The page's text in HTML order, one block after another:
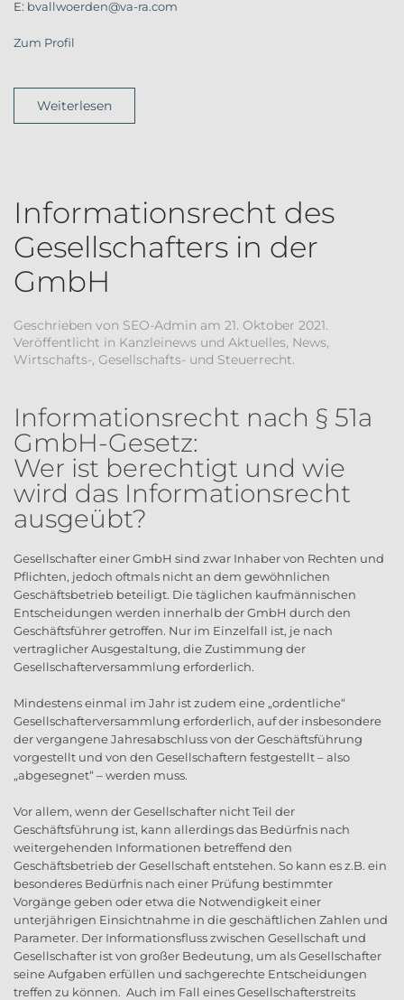
E: bvallwoerden@va-ra.com
Zum Profil
Weiterlesen
Informationsrecht des
Gesellschafters in der
GmbH
Geschrieben von SEO-Admin am 21. Oktober 2021.
Veröffentlicht in Kanzleinews und Aktuelles, News,
Wirtschafts-, Gesellschafts- und Steuerrecht.
Informationsrecht nach § 51a
GmbH-Gesetz:
Wer ist berechtigt und wie
wird das Informationsrecht
ausgeübt?
Gesellschafter einer GmbH sind zwar Inhaber von Rechten und
Pflichten, jedoch oftmals nicht an dem gewöhnlichen
Geschäftsbetrieb beteiligt. Die täglichen kaufmännischen
Entscheidungen werden innerhalb der GmbH durch den
Geschäftsführer getroffen. Nur im Einzelfall ist, je nach
vertraglicher Ausgestaltung, die Zustimmung der
Gesellschafterversammlung erforderlich.
Mindestens einmal im Jahr ist zudem eine „ordentliche“
Gesellschafterversammlung erforderlich, auf der insbesondere
der vergangene Jahresabschluss von der Geschäftsführung
vorgestellt und von den Gesellschaftern festgestellt – also
„abgesegnet“ – werden muss.
Vor allem, wenn der Gesellschafter nicht Teil der
Geschäftsführung ist, kann allerdings das Bedürfnis nach
weitergehenden Informationen betreffend den
Geschäftsbetrieb der Gesellschaft entstehen. So kann es z.B. ein
besonderes Bedürfnis nach einer Prüfung bestimmter
Vorgänge geben oder etwa die Notwendigkeit einer
unterjährigen Einsichtnahme in die geschäftlichen Zahlen und
Parameter. Der Informationsfluss zwischen Gesellschaft und
Gesellschafter ist von großer Bedeutung, um als Gesellschafter
seine Aufgaben erfüllen und sachgerechte Entscheidungen
treffen zu können. Auch im Fall eines Gesellschafterstreits